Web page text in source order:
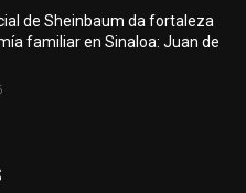
de Sheinbaum da fortaleza
familiar en Sinaloa: Juan de